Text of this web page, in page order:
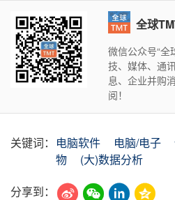
全球
微信公众号“全
技、媒体、通
息、企业并购
阅！
关键词： 电脑软件 电脑/电子
物
(大)数据分析
分享到：